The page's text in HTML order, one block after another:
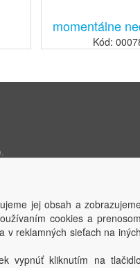
momentálne
Kód:
jej obsah a
cookies a prenosom
v reklamných sieťach na iných
vypnúť kliknutím na tlačidlo